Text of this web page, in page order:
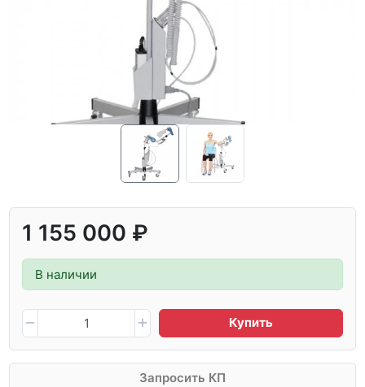
1 155 000 ₽
В наличии
Купить
Запросить КП